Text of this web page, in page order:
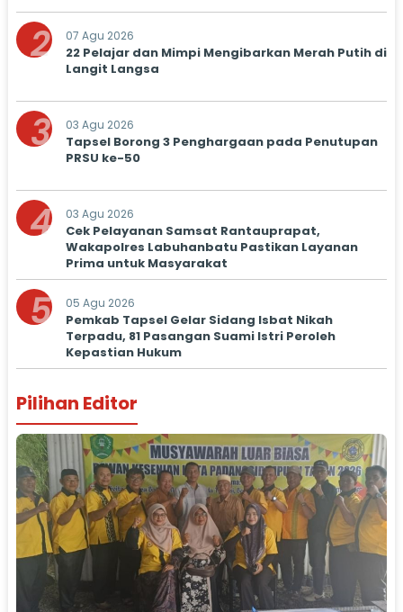
2 07 Agu 2026
22 Pelajar dan Mimpi Mengibarkan Merah Putih di
Langit Langsa
3 03 Agu 2026
Tapsel Borong 3 Penghargaan pada Penutupan
PRSU ke-50
4 03 Agu 2026
Cek Pelayanan Samsat Rantauprapat,
Wakapolres Labuhanbatu Pastikan Layanan
Prima untuk Masyarakat
5 05 Agu 2026
Pemkab Tapsel Gelar Sidang Isbat Nikah
Terpadu, 81 Pasangan Suami Istri Peroleh
Kepastian Hukum
Pilihan Editor